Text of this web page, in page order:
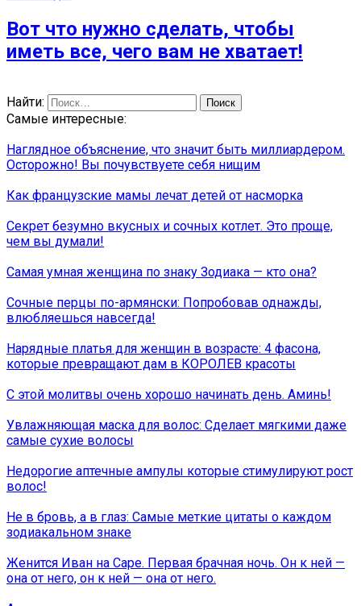
Вот что нужно сделать, чтобы
иметь все, чего вам не хватает!
Найти:
Самые интересные:
Наглядное объяснение, что значит быть миллиардером.
Осторожно! Вы почувствуете себя нищим
Как французские мамы лечат детей от насморка
Секрет безумно вкусных и сочных котлет. Это проще,
чем вы думали!
Самая умная женщина по знаку Зодиака — кто она?
Сочные перцы по-армянски: Попробовав однажды,
влюбляешься навсегда!
Нарядные платья для женщин в возрасте: 4 фасона,
которые превращают дам в КОРОЛЕВ красоты
С этой молитвы очень хорошо начинать день. Аминь!
Увлажняющая маска для волос: Сделает мягкими даже
самые сухие волосы
Недорогие аптечные ампулы которые стимулируют рост
волос!
Не в бровь, а в глаз: Самые меткие цитаты о каждом
зодиакальном знаке
Женится Иван на Саре. Первая брачная ночь. Он к ней —
она от него, он к ней — она от него.